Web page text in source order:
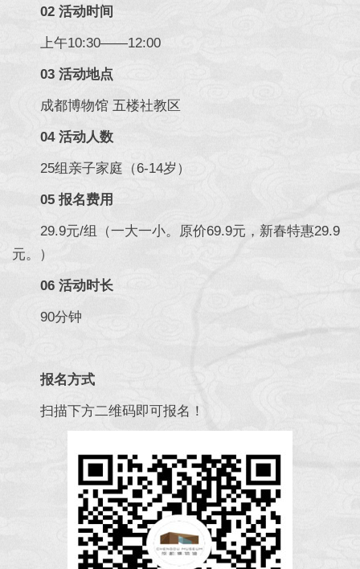
02 活动时间
上午10:30——12:00
03 活动地点
成都博物馆 五楼社教区
04 活动人数
25组亲子家庭（6-14岁）
05 报名费用
29.9元/组（一大一小。原价69.9元，新春特惠29.9
元。）
06 活动时长
90分钟
报名方式
扫描下方二维码即可报名！